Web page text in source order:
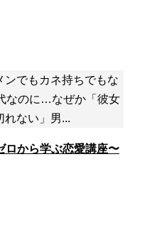
ンでもカネ持ちでもな
なのに…なぜか「彼女
れない」男...
ロから学ぶ恋愛講座〜